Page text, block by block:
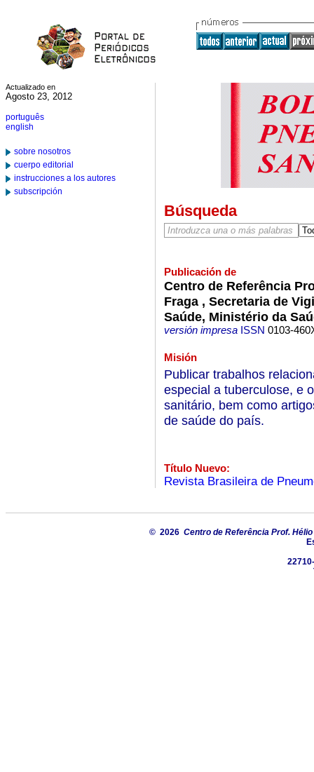
Actualizado en
Agosto 23, 2012
português
english
sobre nosotros
cuerpo editorial
instrucciones a los autores
subscripción
Búsqueda
Publicación de
Centro de Referência
Fraga , Secretaria de
Saúde, Ministério da
versión impresaISSN 0103-
Misión
Publicar trabalhos
especial a tuberculose, e
sanitário, bem como
de saúde do país.
Título Nuevo:
Revista Brasileira de
© 2026 Centro de Referência Prof.